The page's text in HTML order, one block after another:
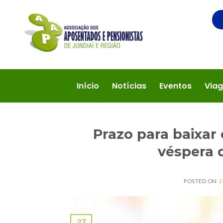
Início Notícias Eventos
Prazo para
véspera
POSTED ON